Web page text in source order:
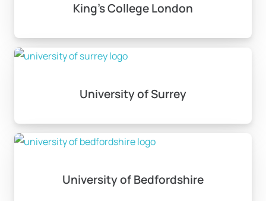
King’s College London
University of Surrey
University of Bedfordshire